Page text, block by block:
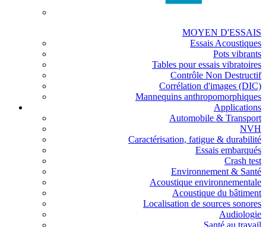
MOYEN D'ESSAIS
Essais Acoustiques
Pots vibrants
Tables pour essais vibratoires
Contrôle Non Destructif
Corrélation d'images (DIC)
Mannequins anthropomorphiques
Applications
Automobile & Transport
NVH
Caractérisation, fatigue & durabilité
Essais embarqués
Crash test
Environnement & Santé
Acoustique environnementale
Acoustique du bâtiment
Localisation de sources sonores
Audiologie
Santé au travail